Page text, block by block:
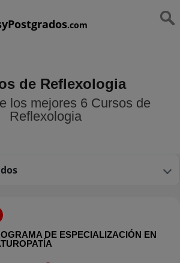
.com
de Reflexologia
los mejores 6 Cursos de
Reflexologia
DE ESPECIALIZACIÓN EN